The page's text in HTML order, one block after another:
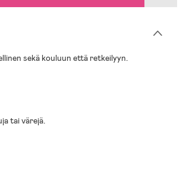
sekä kouluun että retkeilyyn.
tai värejä.